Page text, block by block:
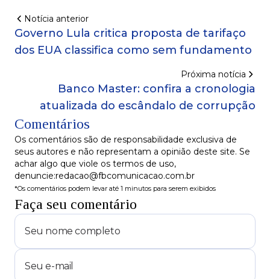
Notícia anterior
Governo Lula critica proposta de tarifaço
dos EUA classifica como sem fundamento
Próxima notícia
Banco Master: confira a cronologia
atualizada do escândalo de corrupção
Comentários
Os comentários são de responsabilidade exclusiva de
seus autores e não representam a opinião deste site. Se
achar algo que viole os termos de uso,
denuncie:redacao@fbcomunicacao.com.br
*Os comentários podem levar até 1 minutos para serem exibidos
Faça seu comentário